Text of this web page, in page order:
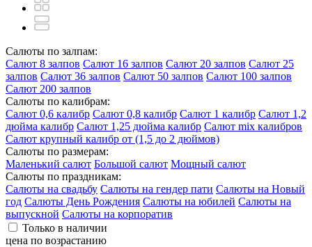
Салюты по залпам:
Салют 8 залпов Салют 16 залпов Салют 20 залпов Салют 25
залпов Салют 36 залпов Салют 50 залпов Салют 100 залпов
Салют 200 залпов
Салюты по калибрам:
Салют 0,6 калибр Салют 0,8 калибр Салют 1 калибр Салют 1,2
дюйма калибр Салют 1,25 дюйма калибр Салют mix калибров
Салют крупный калибр от (1,5 до 2 дюймов)
Салюты по размерам:
Маленький салют Большой салют Мощный салют
Салюты по праздникам:
Салюты на свадьбу Салюты на гендер пати Салюты на Новый
год Салюты День Рождения Салюты на юбилей Салюты на
выпускной Салюты на корпоратив
Только в наличии
цена по возрастанию